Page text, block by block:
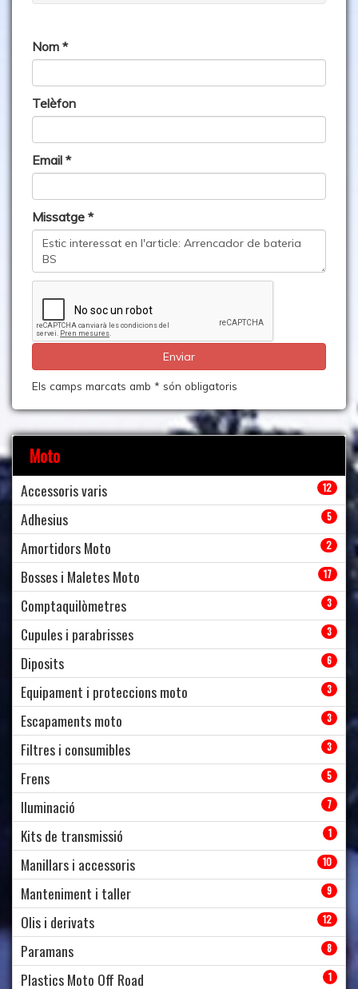
Nom *
Telèfon
Email *
Missatge *
Els camps marcats amb * són obligatoris
Moto
Accessoris varis 12
Adhesius 5
Amortidors Moto 2
Bosses i Maletes Moto 17
Comptaquilòmetres 3
Cupules i parabrisses 3
Diposits 6
Equipament i proteccions moto 3
Escapaments moto 3
Filtres i consumibles 3
Frens 5
Iluminació 7
Kits de transmissió 1
Manillars i accessoris 10
Manteniment i taller 9
Olis i derivats 12
Paramans 8
Plastics Moto Off Road 1